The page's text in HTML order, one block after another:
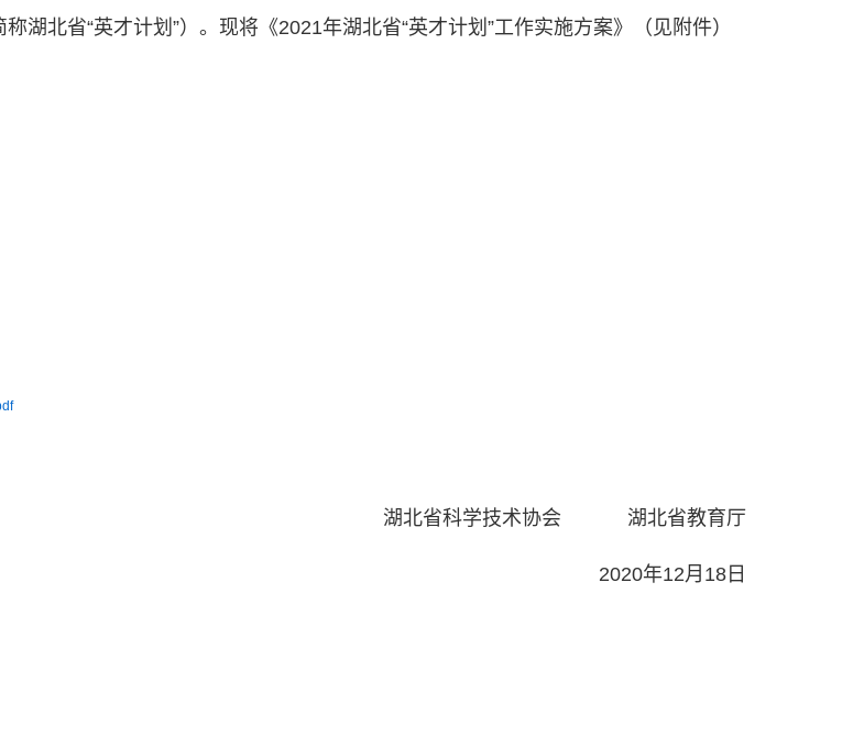
北省“英才计划”）。现将《2021年湖北省“英才计划”工作实施方案》（见附件）
湖北省科学技术协会 湖北省教育厅
2020年12月18日